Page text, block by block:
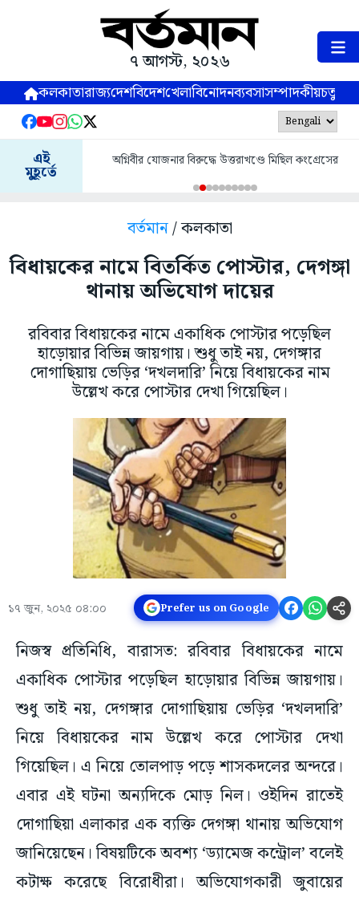
৭ আগস্ট, ২০২৬
কলকাতারাজ্যদেশবিদেশখেলাবিনোদনব্যবসাসম্পাদকীয়
এই
মুহূর্তে
অগ্নিবীর যোজনার বিরুদ্ধে উত্তরাখণ্ডে মিছিল কংগ্রেসের
বর্তমান/ কলকাতা
বিধায়কের নামে বিতর্কিত পোস্টার, দেগঙ্গা
থানায় অভিযোগ দায়ের
রবিবার বিধায়কের নামে একাধিক পোস্টার পড়েছিল
হাড়োয়ার বিভিন্ন জায়গায়। শুধু তাই নয়, দেগঙ্গার
দোগাছিয়ায় ভেড়ির ‘দখলদারি’ নিয়ে বিধায়কের নাম
উল্লেখ করে পোস্টার দেখা গিয়েছিল।
১৭ জুন, ২০২৫ ০৪:০০ Prefer us on Google
নিজস্ব প্রতিনিধি, বারাসত: রবিবার বিধায়কের নামে
একাধিক পোস্টার পড়েছিল হাড়োয়ার বিভিন্ন জায়গায়।
শুধু তাই নয়, দেগঙ্গার দোগাছিয়ায় ভেড়ির ‘দখলদারি’
নিয়ে বিধায়কের নাম উল্লেখ করে পোস্টার দেখা
গিয়েছিল। এ নিয়ে তোলপাড় পড়ে শাসকদলের অন্দরে।
এবার এই ঘটনা অন্যদিকে মোড় নিল। ওইদিন রাতেই
দোগাছিয়া এলাকার এক ব্যক্তি দেগঙ্গা থানায় অভিযোগ
জানিয়েছেন। বিষয়টিকে অবশ্য ‘ড্যামেজ কন্ট্রোল’ বলেই
কটাক্ষ করেছে বিরোধীরা। অভিযোগকারী জুবায়ের